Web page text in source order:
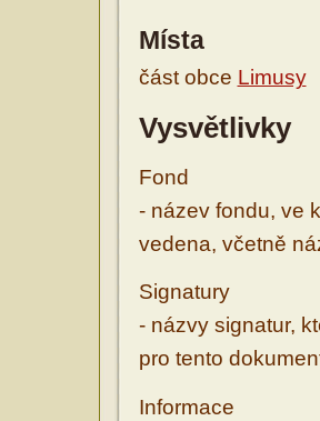
Místa
část obce Limusy
Vysvětlivky
Fond
- název fondu, ve
vedena, včetně
Signatury
- názvy signatur,
pro tento
Informace